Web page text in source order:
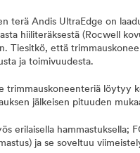
terä Andis UltraEdge on
hiiliteräksestä (Rocwell
Tiesitkö, että
ja toimivuudesta.
trimmauskoneenteriä löytyy
jälkeisen pituuden
erilaisella hammastuksella;
ja se soveltuu